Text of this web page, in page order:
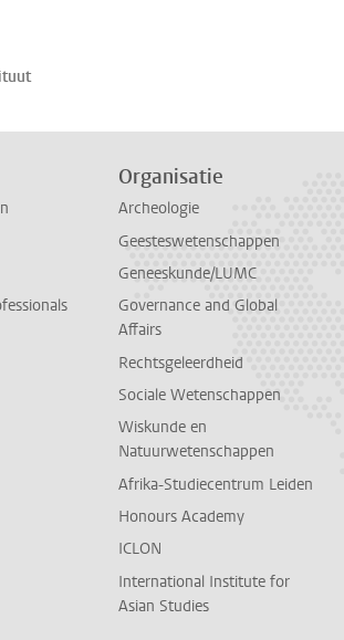
Organisatie
Archeologie
Geesteswetenschappen
Geneeskunde/LUMC
Governance and Global
Affairs
Rechtsgeleerdheid
Sociale Wetenschappen
Wiskunde en
Natuurwetenschappen
Afrika-Studiecentrum Leiden
Honours Academy
ICLON
International Institute for
Asian Studies